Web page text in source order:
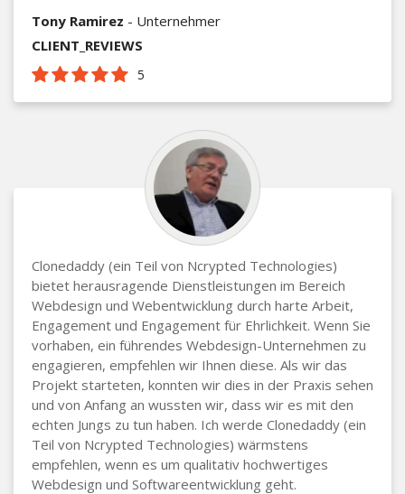
Tony Ramirez - Unternehmer
CLIENT_REVIEWS
5
Clonedaddy (ein Teil von Ncrypted Technologies)
bietet herausragende Dienstleistungen im Bereich
Webdesign und Webentwicklung durch harte Arbeit,
Engagement und Engagement für Ehrlichkeit. Wenn Sie
vorhaben, ein führendes Webdesign-Unternehmen zu
engagieren, empfehlen wir Ihnen diese. Als wir das
Projekt starteten, konnten wir dies in der Praxis sehen
und von Anfang an wussten wir, dass wir es mit den
echten Jungs zu tun haben. Ich werde Clonedaddy (ein
Teil von Ncrypted Technologies) wärmstens
empfehlen, wenn es um qualitativ hochwertiges
Webdesign und Softwareentwicklung geht.